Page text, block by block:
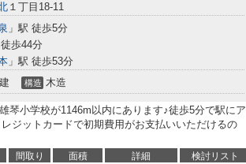
１丁目18-11
」駅 徒歩5分
徒歩44分
」駅 徒歩53分
構造 木造
琴小学校が1146m以内にあります♪徒歩5分で駅にア
ジットカードで初期費用がお支払いいただけるの
間取り 面積 詳細
検討リスト